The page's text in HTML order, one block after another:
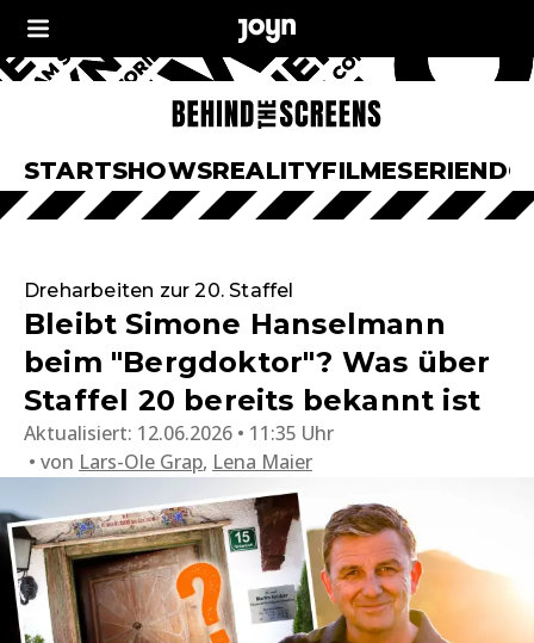
STARTSHOWSREALITYFILMESERIEN
Dreharbeiten zur 20. Staffel
Bleibt Simone Hanselmann
beim "Bergdoktor"? Was über
Staffel 20 bereits bekannt ist
Aktualisiert: 12.06.2026 • 11:35 Uhr
von Lars-Ole Grap, Lena Maier